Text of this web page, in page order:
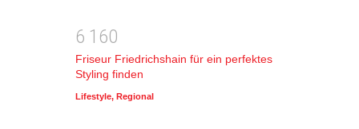
6 1 60
Friseur Friedrichshain für ein perfektes
Styling finden
Lifestyle, Regional